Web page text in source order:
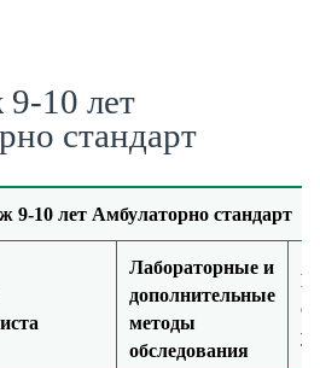
10 лет
стандарт
9-10 лет Амбулаторно стандарт
Лабораторные и
дополнительные
методы
обследования